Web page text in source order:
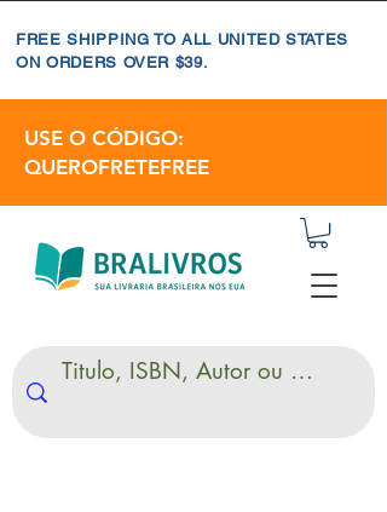
FREE SHIPPING TO ALL UNITED STATES
ON ORDERS OVER $39.
USE O CÓDIGO:
QUEROFRETEFREE